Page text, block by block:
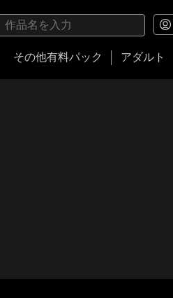
その他有料パック アダルト